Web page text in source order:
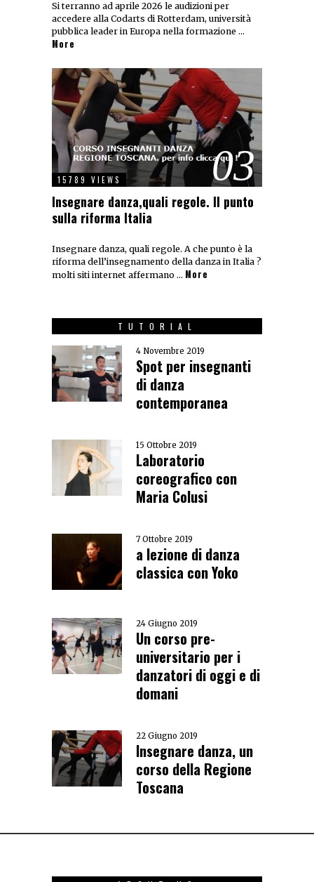
Si terranno ad aprile 2026 le audizioni per
accedere alla Codarts di Rotterdam, università
pubblica leader in Europa nella formazione …
More
03
15789 VIEWS
Insegnare danza,quali regole. Il punto
sulla riforma Italia
Insegnare danza, quali regole. A che punto è la
riforma dell’insegnamento della danza in Italia ?
molti siti internet affermano … More
TUTORIAL
4 Novembre 2019
Spot per insegnanti
di danza
contemporanea
15 Ottobre 2019
Laboratorio
coreografico con
Maria Colusi
7 Ottobre 2019
a lezione di danza
classica con Yoko
24 Giugno 2019
Un corso pre-
universitario per i
danzatori di oggi e di
domani
22 Giugno 2019
Insegnare danza, un
corso della Regione
Toscana